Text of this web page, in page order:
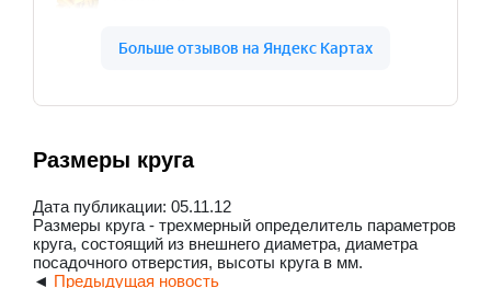
Размеры круга
Дата публикации: 05.11.12
Размеры круга - трехмерный определитель параметров
круга, состоящий из внешнего диаметра, диаметра
посадочного отверстия, высоты круга в мм.
◄ Предыдущая новость